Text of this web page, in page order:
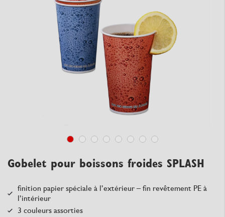
Gobelet pour boissons froides SPLASH
finition papier spéciale à l’extérieur – fin revêtement PE à
l’intérieur
3 couleurs assorties